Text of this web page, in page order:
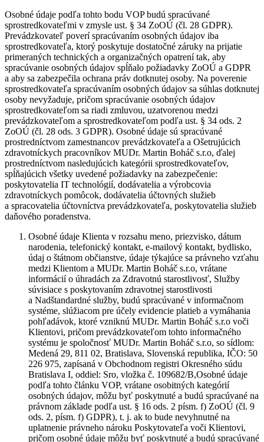
Osobné údaje podľa tohto bodu VOP budú spracúvané
sprostredkovateľmi v zmysle ust. § 34 ZoOÚ (čl. 28 GDPR).
Prevádzkovateľ poverí spracúvaním osobných údajov iba
sprostredkovateľa, ktorý poskytuje dostatočné záruky na prijatie
primeraných technických a organizačných opatrení tak, aby
spracúvanie osobných údajov spĺňalo požiadavky ZoOÚ a GDPR
a aby sa zabezpečila ochrana práv dotknutej osoby. Na poverenie
sprostredkovateľa spracúvaním osobných údajov sa súhlas dotknutej
osoby nevyžaduje, pričom spracúvanie osobných údajov
sprostredkovateľom sa riadi zmluvou, uzatvorenou medzi
prevádzkovateľom a sprostredkovateľom podľa ust. § 34 ods. 2
ZoOÚ (čl. 28 ods. 3 GDPR). Osobné údaje sú spracúvané
prostredníctvom zamestnancov prevádzkovateľa a Ošetrujúcich
zdravotníckych pracovníkov MUDr. Martin Boháč s.r.o, ďalej
prostredníctvom nasledujúcich kategórii sprostredkovateľov,
spĺňajúcich všetky uvedené požiadavky na zabezpečenie:
poskytovatelia IT technológií, dodávatelia a výrobcovia
zdravotníckych pomôcok, dodávatelia účtovných služieb
a spracovatelia účtovníctva prevádzkovateľa, poskytovatelia služieb
daňového poradenstva.
Osobné údaje Klienta v rozsahu meno, priezvisko, dátum
narodenia, telefonický kontakt, e-mailový kontakt, bydlisko,
údaj o štátnom občianstve, údaje týkajúce sa právneho vzťahu
medzi Klientom a MUDr. Martin Boháč s.r.o, vrátane
informácií o úhradách za Zdravotnú starostlivosť, Služby
súvisiace s poskytovaním zdravotnej starostlivosti
a Nadštandardné služby, budú spracúvané v informačnom
systéme, slúžiacom pre účely evidencie platieb a vymáhania
pohľadávok, ktoré vzniknú MUDr. Martin Boháč s.r.o voči
Klientovi, pričom prevádzkovateľom tohto informačného
systému je spoločnosť MUDr. Martin Boháč s.r.o, so sídlom:
Medená 29, 811 02, Bratislava, Slovenská republika, IČO: 50
226 975, zapísaná v Obchodnom registri Okresného súdu
Bratislava I, oddiel: Sro, vložka č. 109682/B,Osobné údaje
podľa tohto článku VOP, vrátane osobitných kategórií
osobných údajov, môžu byť poskytnuté a budú spracúvané na
právnom základe podľa ust. § 16 ods. 2 písm. f) ZoOÚ (čl. 9
ods. 2, písm. f) GDPR), t. j. ak to bude nevyhnutné na
uplatnenie právneho nároku Poskytovateľa voči Klientovi,
pričom osobné údaje môžu byť poskytnuté a budú spracúvané